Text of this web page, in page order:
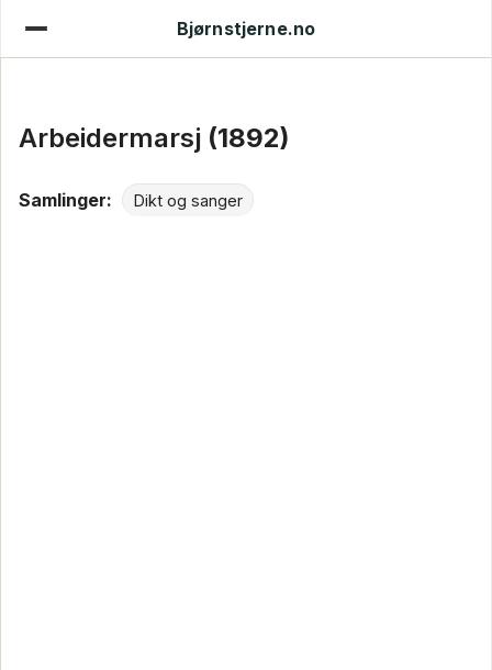
Bjørnstjerne.no
Arbeidermarsj (1892)
Samlinger: Dikt og sanger